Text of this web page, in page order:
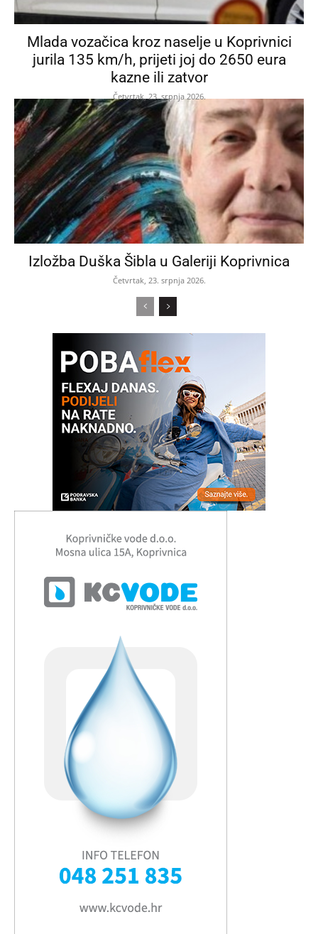
Mlada vozačica kroz naselje u Koprivnici
jurila 135 km/h, prijeti joj do 2650 eura
kazne ili zatvor
Četvrtak, 23. srpnja 2026.
Izložba Duška Šibla u Galeriji Koprivnica
Četvrtak, 23. srpnja 2026.